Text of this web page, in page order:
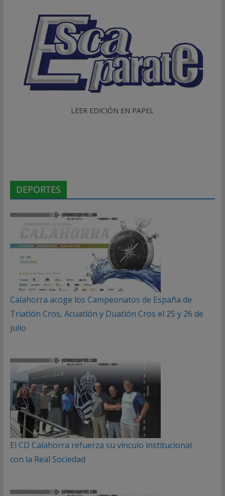
LEER EDICIÓN EN PAPEL
DEPORTES
Calahorra acoge los Campeonatos de España de
Triatlón Cros, Acuatlón y Duatlón Cros el 25 y 26 de
julio
El CD Calahorra refuerza su vínculo institucional
con la Real Sociedad